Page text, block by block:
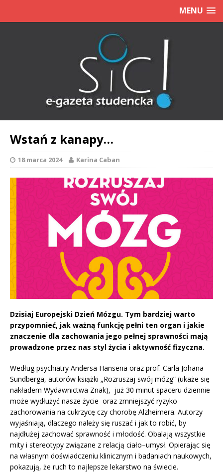
MENU
Wstań z kanapy…
18 marca 2024 Karina Caban
Dzisiaj Europejski Dzień Mózgu. Tym bardziej warto
przypomnieć, jak ważną funkcję pełni ten organ i jakie
znaczenie dla zachowania jego pełnej sprawności mają
prowadzone przez nas styl życia i aktywność fizyczna.
Według psychiatry Andersa Hansena oraz prof. Carla Johana
Sundberga, autorów książki „Rozruszaj swój mózg” (ukaże się
nakładem Wydawnictwa Znak), już 30 minut spaceru dziennie
może wydłużyć nasze życie oraz zmniejszyć ryzyko
zachorowania na cukrzycę czy chorobę Alzheimera. Autorzy
wyjaśniają, dlaczego należy się ruszać i jak to robić, by
najdłużej zachować sprawność i młodość. Obalają wszystkie
mity i stereotypy związane z relacją ciało–umysł. Opierając się
na własnym doświadczeniu klinicznym i badaniach naukowych,
pokazują, że ruch to najlepsze lekarstwo na świecie.